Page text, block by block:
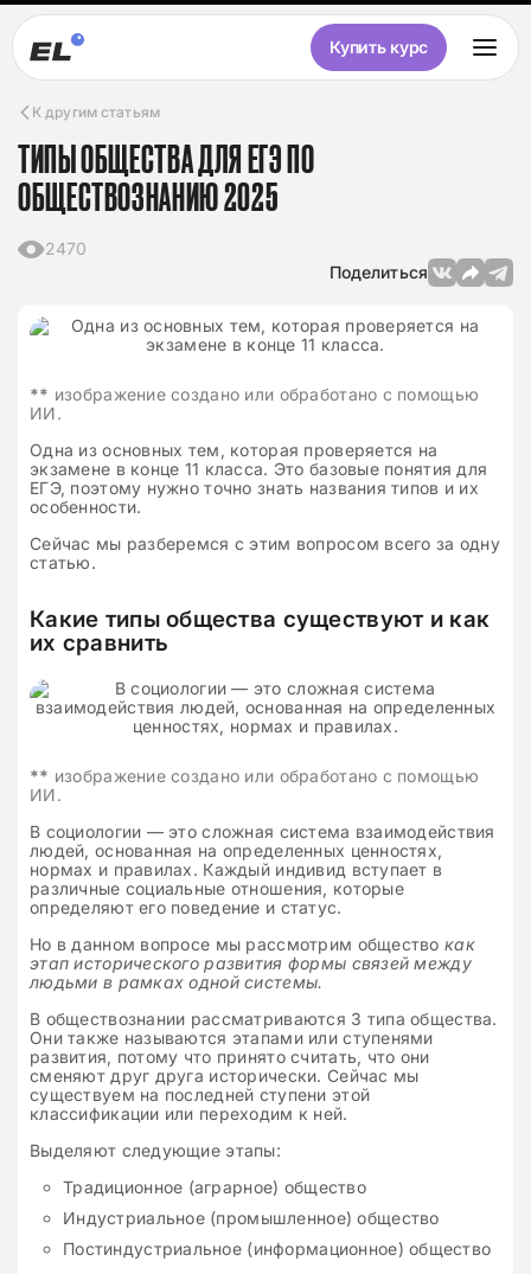
Купить курс
К другим статьям
ТИПЫ ОБЩЕСТВА ДЛЯ ЕГЭ ПО
ОБЩЕСТВОЗНАНИЮ 2025
2470
Поделиться
** изображение создано или обработано с помощью
ИИ.
Одна из основных тем, которая проверяется на
экзамене в конце 11 класса. Это базовые понятия для
ЕГЭ, поэтому нужно точно знать названия типов и их
особенности.
Сейчас мы разберемся с этим вопросом всего за одну
статью.
Какие типы общества существуют и как
их сравнить
** изображение создано или обработано с помощью
ИИ.
В социологии — это сложная система взаимодействия
людей, основанная на определенных ценностях,
нормах и правилах. Каждый индивид вступает в
различные социальные отношения, которые
определяют его поведение и статус.
Но в данном вопросе мы рассмотрим обществокак
этап исторического развития формы связей между
людьми в рамках одной системы.
В обществознании рассматриваются 3 типа общества.
Они также называются этапами или ступенями
развития, потому что принято считать, что они
сменяют друг друга исторически. Сейчас мы
существуем на последней ступени этой
классификации или переходим к ней.
Выделяют следующие этапы:
Традиционное (аграрное) общество
Индустриальное (промышленное) общество
Постиндустриальное (информационное) общество